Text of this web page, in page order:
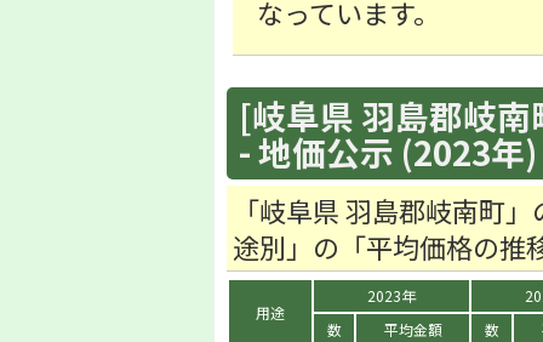
なっています。
[岐阜県 羽島郡岐
- 地価公示 (2023年)
「岐阜県 羽島郡岐南町
途別」の「平均価格の推
用途
2023年
数
平均金額 数